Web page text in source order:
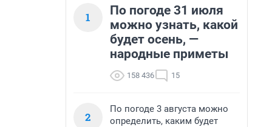
1
По погоде 31 июля
можно узнать, какой
будет осень, —
народные приметы
158 436 15
2
По погоде 3 августа можно
определить, каким будет